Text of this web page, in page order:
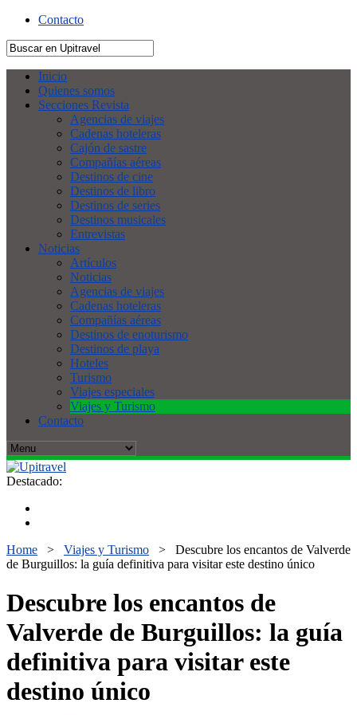
Contacto
Inicio
Quienes somos
Secciones Revista
Agencias de viajes
Cadenas hoteleras
Cajón de sastre
Compañías aéreas
Destinos de cine
Destinos de libro
Destinos de series
Destinos musicales
Entrevistas
Noticias
Artículos
Noticias
Agencias de viajes
Cadenas hoteleras
Compañías aéreas
Destinos de enoturismo
Destinos de playa
Hoteles
Turismo
Viajes especiales
Viajes y Turismo
Contacto
Destacado:
Home > Viajes y Turismo > Descubre los encantos de Valverde
de Burguillos: la guía definitiva para visitar este destino único
Descubre los encantos de
Valverde de Burguillos: la guía
definitiva para visitar este
destino único